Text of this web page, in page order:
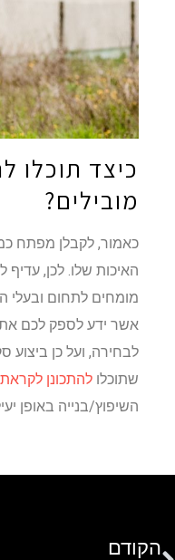
כיצד תוכלו
מובילים?
כאמור, לקבלן מפתח
האיכות שלו. לכן,
מומחים לתחום ובעלי
אשר ידע לספק לכם את
לבחירה, ועל כן ביצוע
שתוכלו להתכונן
השיפוץ/בנייה באופן
הקודם